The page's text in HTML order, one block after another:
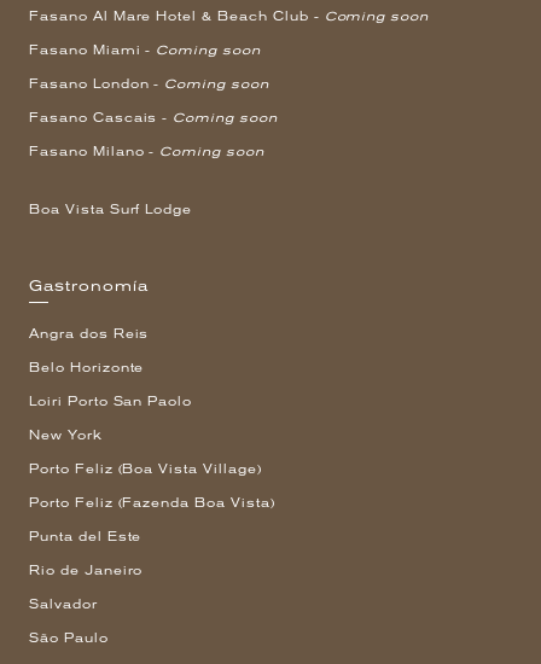
Fasano Al Mare Hotel & Beach Club - Coming soon
Fasano Miami - Coming soon
Fasano London - Coming soon
Fasano Cascais - Coming soon
Fasano Milano - Coming soon
Boa Vista Surf Lodge
Gastronomía
Angra dos Reis
Belo Horizonte
Loiri Porto San Paolo
New York
Porto Feliz (Boa Vista Village)
Porto Feliz (Fazenda Boa Vista)
Punta del Este
Rio de Janeiro
Salvador
São Paulo